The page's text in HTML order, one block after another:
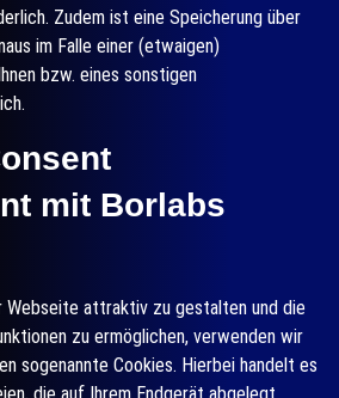
Zudem ist eine Speicherung über
im Falle einer (etwaigen)
bzw. eines sonstigen
mit Borlabs
Webseite attraktiv zu gestalten und die
zu ermöglichen, verwenden wir
sogenannte Cookies. Hierbei handelt es